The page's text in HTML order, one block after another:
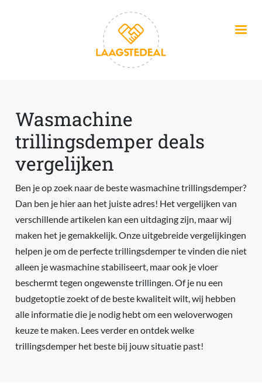
Wasmachine
trillingsdemper deals
vergelijken
Ben je op zoek naar de beste wasmachine trillingsdemper?
Dan ben je hier aan het juiste adres! Het vergelijken van
verschillende artikelen kan een uitdaging zijn, maar wij
maken het je gemakkelijk. Onze uitgebreide vergelijkingen
helpen je om de perfecte trillingsdemper te vinden die niet
alleen je wasmachine stabiliseert, maar ook je vloer
beschermt tegen ongewenste trillingen. Of je nu een
budgetoptie zoekt of de beste kwaliteit wilt, wij hebben
alle informatie die je nodig hebt om een weloverwogen
keuze te maken. Lees verder en ontdek welke
trillingsdemper het beste bij jouw situatie past!